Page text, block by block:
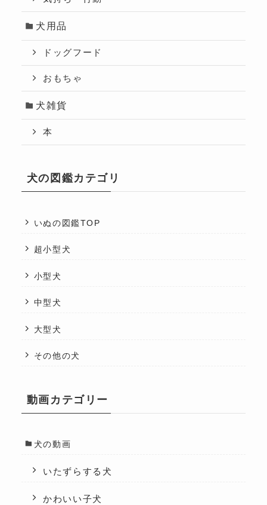
犬用品
ドッグフード
おもちゃ
犬雑貨
本
犬の図鑑カテゴリ
いぬの図鑑TOP
超小型犬
小型犬
中型犬
大型犬
その他の犬
動画カテゴリー
犬の動画
いたずらする犬
かわいい子犬